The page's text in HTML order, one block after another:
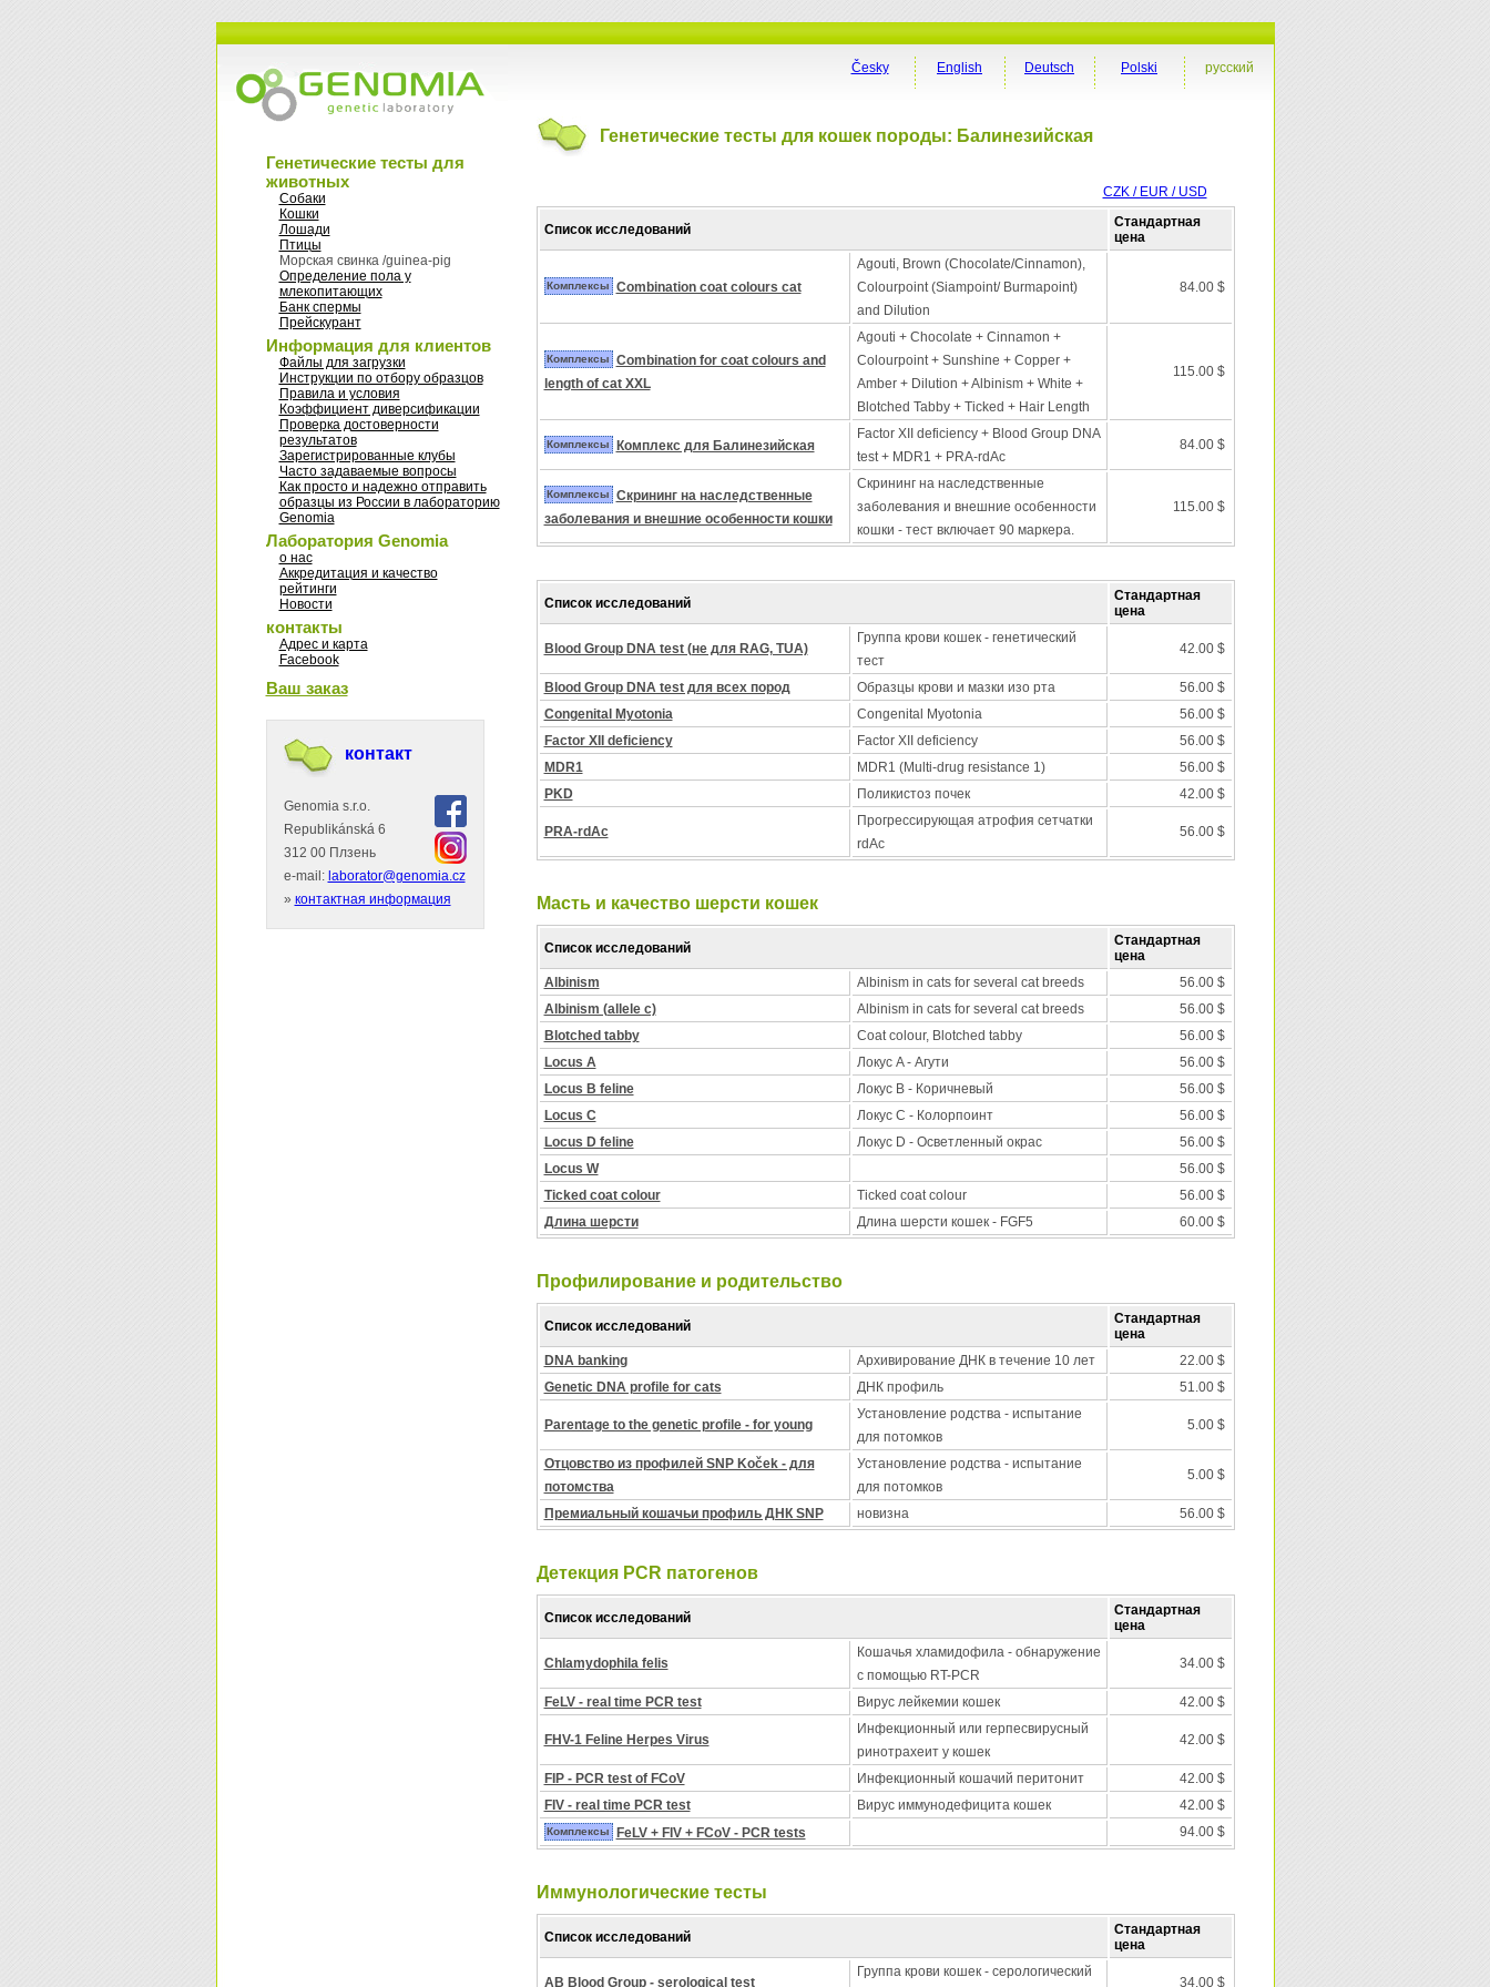
Генетические тесты для
животных
Собаки
Кошки
Лошади
Птицы
Морская свинка /guinea-pig
Oпределение пола у
млекопитающих
Банк спермы
Прейскурант
Информация для клиентов
Файлы для загрузки
Инструкции по отбору образцов
Правила и условия
Коэффициент диверсификации
Проверка достоверности
результатов
Зарегистрированные клубы
Часто задаваемые вопросы
Как просто и надежно отправить
образцы из России в лабораторию
Genomia
Лаборатория Genomia
о нас
Аккредитация и качество
рейтинги
Новости
контакты
Адрес и карта
Facebook
Ваш заказ
контакт
Genomia s.r.o.
Republikánská 6
312 00 Плзень
e-mail: laborator@genomia.cz
» контактная информация
русский
Polski
Deutsch
English
Česky
Генетические тесты для кошек породы: Балинезийская
CZK / EUR / USD
Список исследований
Стандартная
цена
Комплексы Combination coat colours cat
Agouti, Brown (Chocolate/Cinnamon),
Colourpoint (Siampoint/ Burmapoint)
and Dilution
84.00 $
Комплексы
Combination for coat colours and
length of cat XXL
Agouti + Chocolate + Cinnamon +
Colourpoint + Sunshine + Copper +
Amber + Dilution + Albinism + White +
Blotched Tabby + Ticked + Hair Length
115.00 $
Комплексы Комплекс для Балинезийская
Factor XII deficiency + Blood Group DNA
test + MDR1 + PRA-rdAc
84.00 $
Комплексы
Скрининг на наследственные
заболевания и внешние особенности кошки
Скрининг на наследственные
заболевания и внешние особенности
кошки - тест включает 90 маркера.
115.00 $
Список исследований
Стандартная
цена
Blood Group DNA test (не для RAG, TUA)
Группа крови кошек - генетический
тест
42.00 $
Blood Group DNA test для всех пород Образцы крови и мазки изо рта
56.00 $
Congenital Myotonia
Congenital Myotonia
56.00 $
Factor XII deficiency
Factor XII deficiency
56.00 $
MDR1
MDR1 (Multi-drug resistance 1)
56.00 $
PKD
Поликистоз почек 42.00 $
PRA-rdAc
Прогрессирующая атрофия сетчатки
rdAc
56.00 $
Масть и качество шерсти кошек
Список исследований
Стандартная
цена
Albinism
Albinism in cats for several cat breeds
56.00 $
Albinism (allele c)
Albinism in cats for several cat breeds
56.00 $
Blotched tabby
Coat colour, Blotched tabby
56.00 $
Locus A
Локус A - Агути
56.00 $
Locus B feline
Локус B - Коричневый
56.00 $
Locus C
Локус C - Колорпоинт
56.00 $
Locus D feline
Локус D - Осветленный окрас
56.00 $
Locus W
56.00 $
Ticked coat colour
Ticked coat colour
56.00 $
Длина шерсти
Длина шерсти кошек - FGF5 60.00 $
Профилирование и pодительство
Список исследований
Стандартная
цена
DNA banking
Архивирование ДНК в течение 10 лет
22.00 $
Genetic DNA profile for cats
ДНК профиль 51.00 $
Parentage to the genetic profile - for young
Установление родства - испытание
для потомков
5.00 $
Отцовство из профилей SNP Koček - для
потомства
Установление родства - испытание
для потомков
5.00 $
Премиальный кошачьи профиль ДНК SNP новизна 56.00 $
Детекция PCR патогенов
Список исследований
Стандартная
цена
Chlamydophila felis
Кошачья хламидофила - обнаружение
с помощью RT-PCR
34.00 $
FeLV - real time PCR test Вирус лейкемии кошек 42.00 $
FHV-1 Feline Herpes Virus
Инфекционный или герпесвирусный
ринотрахеит у кошек
42.00 $
FIP - PCR test of FCoV Инфекционный кошачий перитонит
42.00 $
FIV - real time PCR test
Вирус иммунодефицита кошек 42.00 $
Комплексы FeLV + FIV + FCoV - PCR tests 94.00 $
Иммунологические тесты
Список исследований
Стандартная
цена
AB Blood Group - serological test
Группа крови кошек - серологический
34.00 $